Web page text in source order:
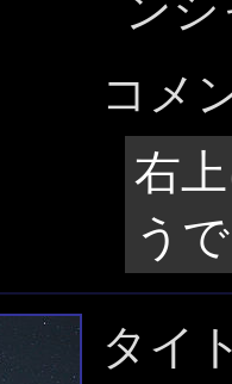
ン
コメ
右
う
タイ